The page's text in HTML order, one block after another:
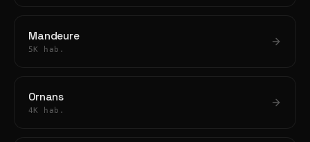
Mandeure
5K hab.
Ornans
4K hab.